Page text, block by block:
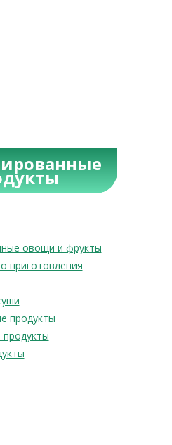
овощи и фрукты
приготовления
продукты